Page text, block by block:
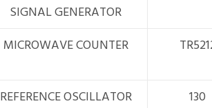
SIGNAL GENERATOR
MICROWAVE COUNTER
REFERENCE OSCILLATOR 130